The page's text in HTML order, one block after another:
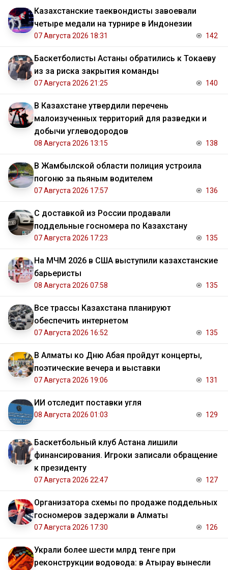
Казахстанские таеквондисты завоевали
четыре медали на турнире в Индонезии
07 Августа 2026 18:31 142
Баскетболисты Астаны обратились к Токаеву
из за риска закрытия команды
07 Августа 2026 21:25 140
В Казахстане утвердили перечень
малоизученных территорий для разведки и
добычи углеводородов
08 Августа 2026 13:15 138
В Жамбылской области полиция устроила
погоню за пьяным водителем
07 Августа 2026 17:57 136
С доставкой из России продавали
поддельные госномера по Казахстану
07 Августа 2026 17:23 135
На МЧМ 2026 в США выступили казахстанские
барьеристы
08 Августа 2026 07:58 135
Все трассы Казахстана планируют
обеспечить интернетом
07 Августа 2026 16:52 135
В Алматы ко Дню Абая пройдут концерты,
поэтические вечера и выставки
07 Августа 2026 19:06 131
ИИ отследит поставки угля
08 Августа 2026 01:03 129
Баскетбольный клуб Астана лишили
финансирования. Игроки записали обращение
к президенту
07 Августа 2026 22:47 127
Организатора схемы по продаже поддельных
госномеров задержали в Алматы
07 Августа 2026 17:30 126
Украли более шести млрд тенге при
реконструкции водовода: в Атырау вынесли